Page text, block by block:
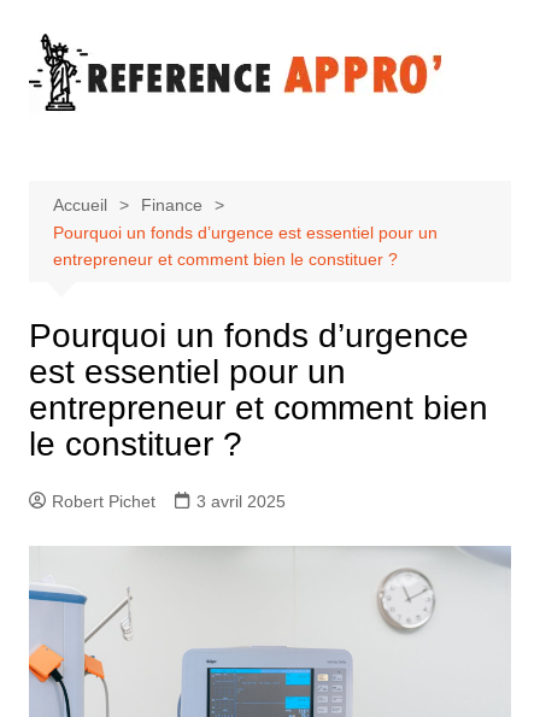
contenu
Accueil
Finance
Pourquoi un fonds d’urgence est essentiel pour un
entrepreneur et comment bien le constituer ?
Pourquoi un fonds d’urgence
est essentiel pour un
entrepreneur et comment bien
le constituer ?
Robert Pichet 3 avril 2025